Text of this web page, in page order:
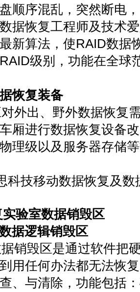
顺序混乱，突然断电
据恢复工程师及技术
新算法，使RAID数据
级别，功能在全球
恢复装备
出、野外数据恢复需
厢进行数据恢复设备
理级以及服务器存储
科技移动数据恢复及
验室数据销毁区
逻辑销毁区
毁区是通过软件把硬
用任何办法都无法恢
、与清除，功能包括